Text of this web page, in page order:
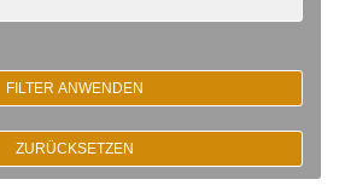
FILTER ANWENDEN
ZURÜCKSETZEN